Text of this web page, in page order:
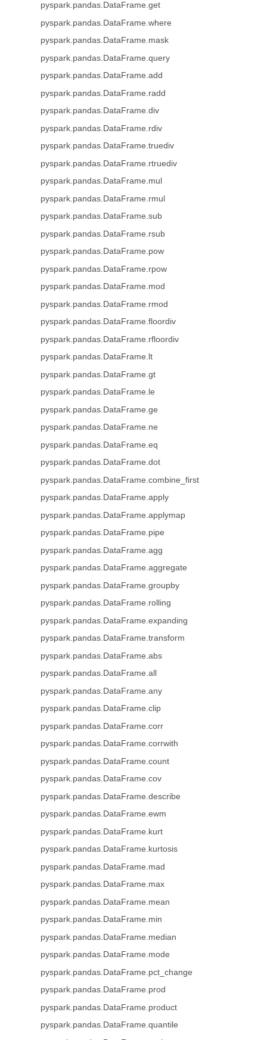
pyspark.pandas.DataFrame.get
pyspark.pandas.DataFrame.where
pyspark.pandas.DataFrame.mask
pyspark.pandas.DataFrame.query
pyspark.pandas.DataFrame.add
pyspark.pandas.DataFrame.radd
pyspark.pandas.DataFrame.div
pyspark.pandas.DataFrame.rdiv
pyspark.pandas.DataFrame.truediv
pyspark.pandas.DataFrame.rtruediv
pyspark.pandas.DataFrame.mul
pyspark.pandas.DataFrame.rmul
pyspark.pandas.DataFrame.sub
pyspark.pandas.DataFrame.rsub
pyspark.pandas.DataFrame.pow
pyspark.pandas.DataFrame.rpow
pyspark.pandas.DataFrame.mod
pyspark.pandas.DataFrame.rmod
pyspark.pandas.DataFrame.floordiv
pyspark.pandas.DataFrame.rfloordiv
pyspark.pandas.DataFrame.lt
pyspark.pandas.DataFrame.gt
pyspark.pandas.DataFrame.le
pyspark.pandas.DataFrame.ge
pyspark.pandas.DataFrame.ne
pyspark.pandas.DataFrame.eq
pyspark.pandas.DataFrame.dot
pyspark.pandas.DataFrame.combine_first
pyspark.pandas.DataFrame.apply
pyspark.pandas.DataFrame.applymap
pyspark.pandas.DataFrame.pipe
pyspark.pandas.DataFrame.agg
pyspark.pandas.DataFrame.aggregate
pyspark.pandas.DataFrame.groupby
pyspark.pandas.DataFrame.rolling
pyspark.pandas.DataFrame.expanding
pyspark.pandas.DataFrame.transform
pyspark.pandas.DataFrame.abs
pyspark.pandas.DataFrame.all
pyspark.pandas.DataFrame.any
pyspark.pandas.DataFrame.clip
pyspark.pandas.DataFrame.corr
pyspark.pandas.DataFrame.corrwith
pyspark.pandas.DataFrame.count
pyspark.pandas.DataFrame.cov
pyspark.pandas.DataFrame.describe
pyspark.pandas.DataFrame.ewm
pyspark.pandas.DataFrame.kurt
pyspark.pandas.DataFrame.kurtosis
pyspark.pandas.DataFrame.mad
pyspark.pandas.DataFrame.max
pyspark.pandas.DataFrame.mean
pyspark.pandas.DataFrame.min
pyspark.pandas.DataFrame.median
pyspark.pandas.DataFrame.mode
pyspark.pandas.DataFrame.pct_change
pyspark.pandas.DataFrame.prod
pyspark.pandas.DataFrame.product
pyspark.pandas.DataFrame.quantile